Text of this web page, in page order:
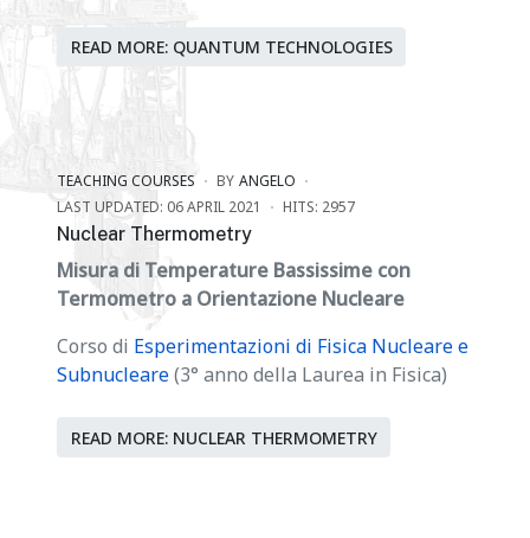
READ MORE: QUANTUM TECHNOLOGIES
TEACHING COURSES BY ANGELO
LAST UPDATED: 06 APRIL 2021
HITS: 2957
Nuclear Thermometry
Misura di Temperature Bassissime con
Termometro a Orientazione Nucleare
Corso di Esperimentazioni di Fisica Nucleare e
Subnucleare(3° anno della Laurea in Fisica)
READ MORE: NUCLEAR THERMOMETRY